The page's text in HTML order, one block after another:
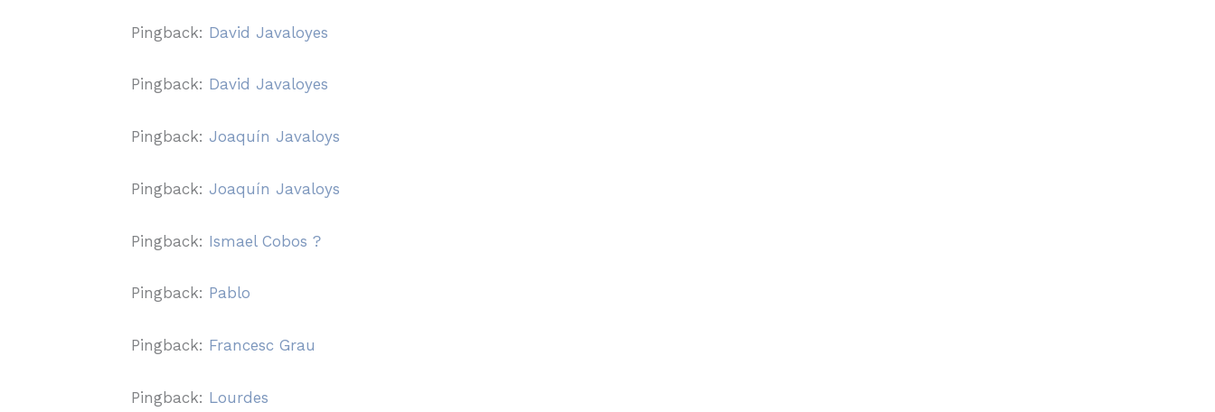
Pingback: David Javaloyes
Pingback: David Javaloyes
Pingback: Joaquín Javaloys
Pingback: Joaquín Javaloys
Pingback: Ismael Cobos ?
Pingback: Pablo
Pingback: Francesc Grau
Pingback: Lourdes